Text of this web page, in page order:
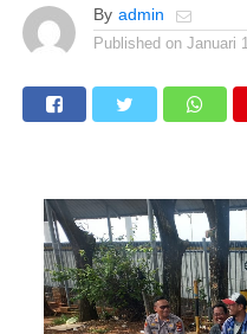
By admin
Published on Januari